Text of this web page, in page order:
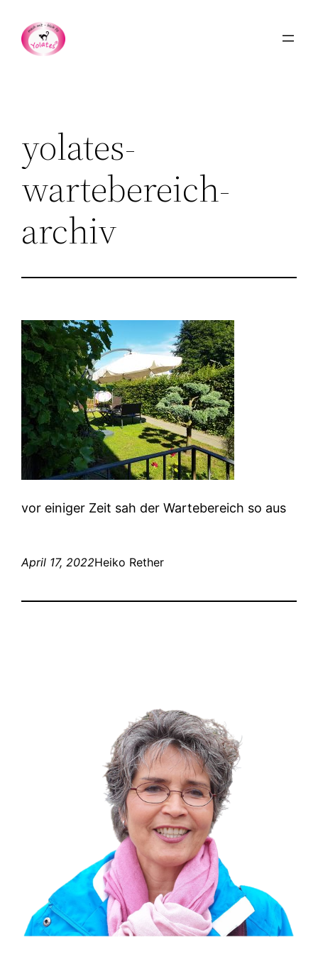
Inhalt
springen
yolates-
wartebereich-
archiv
vor einiger Zeit sah der Wartebereich so aus
April 17, 2022Heiko Rether